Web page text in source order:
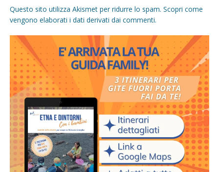
Questo sito utilizza Akismet per ridurre lo spam. Scopri come
vengono elaborati i dati derivati dai commenti.